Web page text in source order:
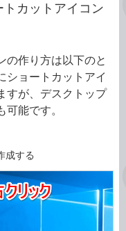
カットアイコン
の作り方は以下のと
ショートカットアイ
すが、デスクトップ
能です。
成する